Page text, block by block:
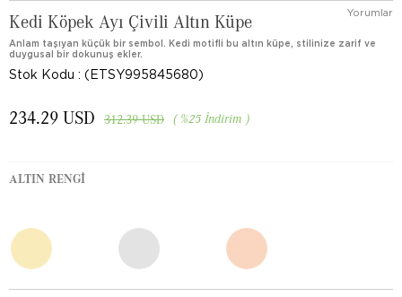
Kedi Köpek Ayı Çivili Altın Küpe Yorumlar
Anlam taşıyan küçük bir sembol. Kedi motifli bu altın küpe, stilinize zarif ve
duygusal bir dokunuş ekler.
Stok Kodu (ETSY995845680)
%25 İndirim
312.39 USD
234.29 USD
ALTIN RENGI